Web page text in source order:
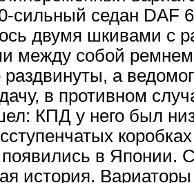
сильный седан DAF
двумя шкивами с
между собой
а
в противном
КПД у него был
в Японии.
история.